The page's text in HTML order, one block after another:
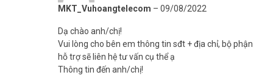
MKT_Vuhoangtelecom – 09/08/2022
Dạ chào anh/chị!
Vui lòng cho bên em thông tin sđt + địa chỉ, bộ phận
hỗ trợ sẽ liên hệ tư vấn cụ thể ạ
Thông tin đến anh/chị!